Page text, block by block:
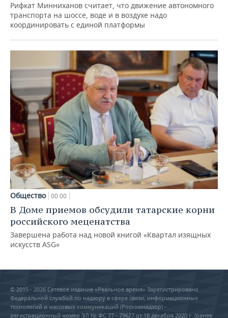
Рифкат Минниханов считает, что движение автономного
транспорта на шоссе, воде и в воздухе надо
координировать с единой платформы
Общество 00:00
В Доме приемов обсудили татарские корни
российского меценатства
Завершена работа над новой книгой «Квартал изящных
искусств ASG»
© 2015 - 2026 Сетевое издание «Реальное время» Зарегистрировано
Федеральной службой по надзору в сфере связи, информационных
технологий и массовых коммуникаций (Роскомнадзор) –
регистрационный номер ЭЛ № ФС 77 - 79627 от 18 декабря 2020 г. (ранее